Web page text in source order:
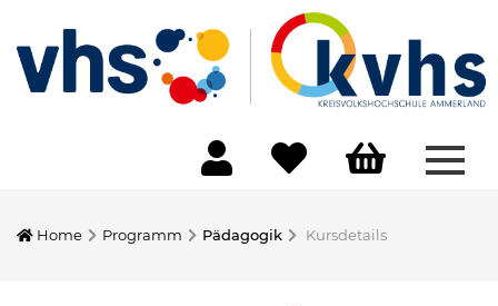
Home Programm Pädagogik Kursdetails